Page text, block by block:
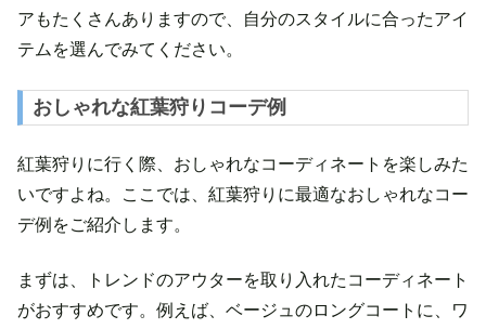
アもたくさんありますので、自分のスタイルに合ったアイ
テムを選んでみてください。
おしゃれな紅葉狩りコーデ例
紅葉狩りに行く際、おしゃれなコーディネートを楽しみた
いですよね。ここでは、紅葉狩りに最適なおしゃれなコー
デ例をご紹介します。
まずは、トレンドのアウターを取り入れたコーディネート
がおすすめです。例えば、ベージュのロングコートに、ワ